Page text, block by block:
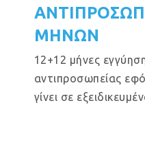
ΜΗΝΩΝ
12+12 μήνες
αντιπροσωπείας
γίνει σε